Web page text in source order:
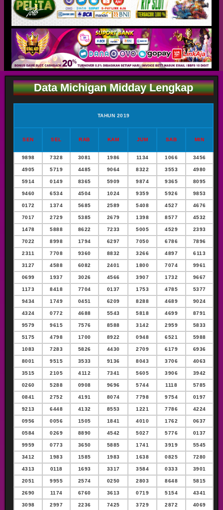
Data Michigan Midday Lengkap
TAHUN 2019
SEN SEL RAB KAM JUM SAB MIN
9898 7328 3081 1986 1134 1066 3456
4905 5719 4485 9064 8322 3553 4980
5914 0149 8365 5909 9874 9365 8095
9460 6534 4504 1024 9359 5926 9853
0172 1374 5685 2589 5408 4527 4676
7017 2729 5385 2679 1398 8577 4532
1478 5888 8622 7233 5005 4529 2393
7022 8998 1794 6297 7050 6786 7896
2311 7708 9360 8832 3266 4897 6113
3127 4588 6082 2401 1800 7074 9961
0699 1937 3026 4566 3907 1732 9667
1173 8418 7704 0137 1753 4785 5377
9434 1749 0451 6209 8288 4689 9024
4324 0772 4688 5543 5818 4699 8791
9579 9615 7576 8588 3142 2959 5833
5175 4798 1700 8922 0948 6521 5988
1083 7283 5826 4430 2709 6179 6936
8001 9515 3533 9136 8043 3706 4063
3515 2105 4112 7341 5605 3906 3942
0260 5288 0908 9696 5744 1118 5785
0841 2752 4191 8074 7798 9754 0197
9213 6448 4132 8553 1221 7786 4224
0956 0056 1505 1841 4010 1762 0637
0584 0269 8890 4542 5027 5776 0137
9959 0773 3650 5885 1741 3919 5545
3412 1983 1585 1983 1638 0825 7280
4313 0118 1693 3317 3584 0333 3901
2051 9955 2574 0250 2803 8648 5815
2690 1174 6760 3613 0719 5154 4341
3098 2997 2236 7425 3729 2872 4069